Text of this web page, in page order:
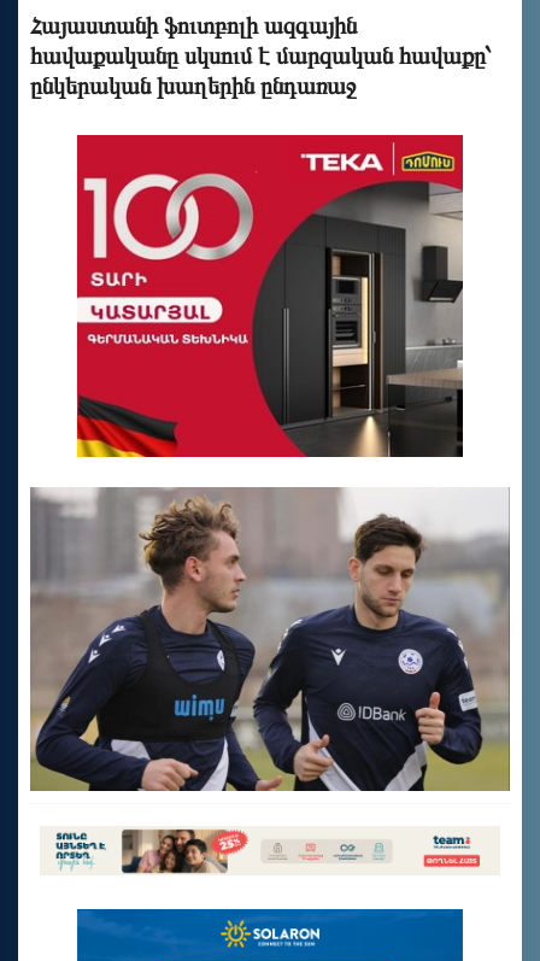
Հայաստանի ֆուտբոլի ազգային
հավաքականը սկսում է մարզական հավաքը՝
ընկերական խաղերին ընդառաջ